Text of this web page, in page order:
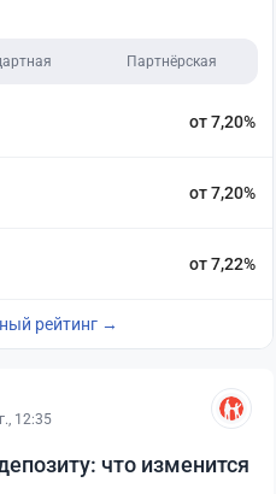
Партнёрская
от 7,20%
от 7,20%
от 7,22%
рейтинг →
12:35
что изменится